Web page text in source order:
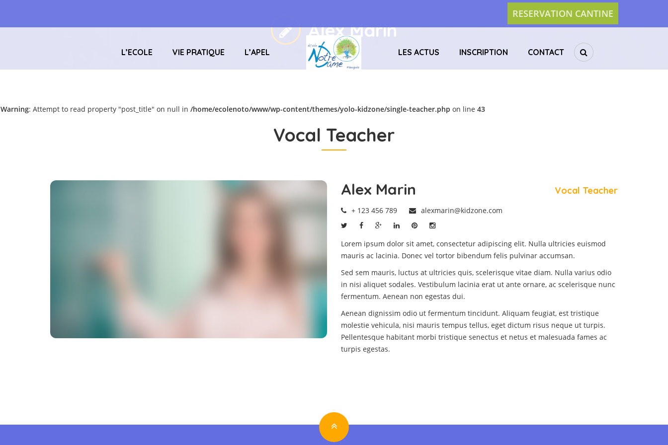
RESERVATION CANTINE
L’ECOLE VIE PRATIQUE L’APEL LES ACTUS INSCRIPTION CONTACT
Alex Marin
Warning: Attempt to read property "post_title" on null in /home/ecolenoto/www/wp-content/themes/yolo-kidzone/single-teacher.php on line 43
Vocal Teacher
Alex Marin Vocal Teacher
+ 123 456 789 alexmarin@kidzone.com
Lorem ipsum dolor sit amet, consectetur adipiscing elit. Nulla ultricies euismod
mauris ac lacinia. Donec vel tortor bibendum felis pulvinar accumsan.
Sed sem mauris, luctus at ultricies quis, scelerisque vitae diam. Nulla varius odio
in nisi aliquet sodales. Vestibulum lacinia erat ut ante ornare, ac scelerisque nunc
fermentum. Aenean non egestas dui.
Aenean dignissim odio ut fermentum tincidunt. Aliquam feugiat, est tristique
molestie vehicula, nisi mauris tempus tellus, eget dictum risus neque ut turpis.
Pellentesque habitant morbi tristique senectus et netus et malesuada fames ac
turpis egestas.